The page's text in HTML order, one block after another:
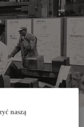
na klienta
naszą